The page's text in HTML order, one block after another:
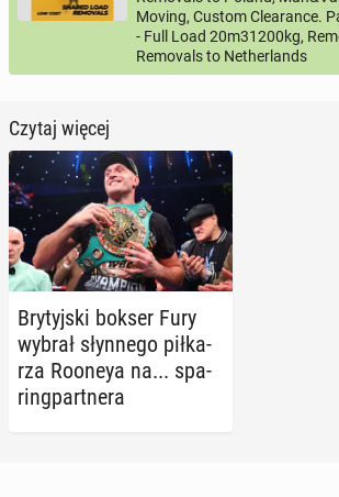
Moving, Custom Clearance.
- Full Load 20m31200kg,
Removals to Netherlands
Czytaj więcej
Bry­tyj­ski bokser Fury
wybrał słyn­ne­go pił­ka­
rza Rooneya na... spa­
ring­part­ne­ra